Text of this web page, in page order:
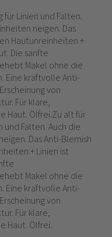
Linien und Falten.
neigen. Das
Hautunreinheiten +
Die sanfte
Makel ohne die
Eine kraftvolle Anti-
von
Für klare,
Haut. Ölfrei.Zu alt für
und Falten. Auch die
Das Anti-Blemish
+ Linien ist
Makel ohne die
Eine kraftvolle Anti-
von
Für klare,
Haut. Ölfrei.